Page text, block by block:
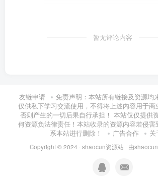
暂无评论内容
友链申请
免责声明：本站所有链接及资源均
仅供私下学习交流使用，不得将上述内容用于商
否则产生的一切后果自行承担！ 本站仅仅提供
何资源负法律责任！本站收录的资源内容若侵害
系本站进行删除！
广告合作 关
Copyright © 2024 · shaocun资源站 · 由